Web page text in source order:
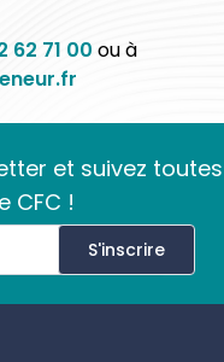
62 71 00 ou à
et suivez toutes
CFC !
S'inscrire